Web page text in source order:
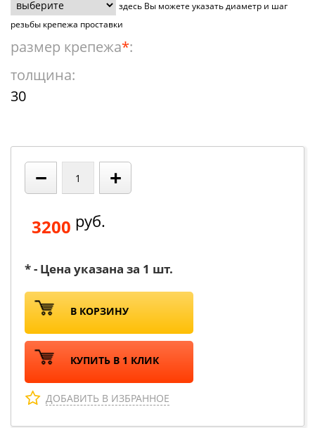
здесь Вы можете указать диаметр и шаг
резьбы крепежа проставки
размер крепежа*:
толщина:
30
− +
3200 руб.
* - Цена указана за 1 шт.
В КОРЗИНУ
КУПИТЬ В 1 КЛИК
ДОБАВИТЬ В ИЗБРАННОЕ